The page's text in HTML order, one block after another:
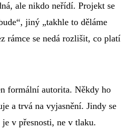
ale nikdo neřídí. Projekt se
jiný „takhle to děláme
rámce se nedá rozlišit, co platí
formální autorita. Někdy ho
a trvá na vyjasnění. Jindy se
v přesnosti, ne v tlaku.